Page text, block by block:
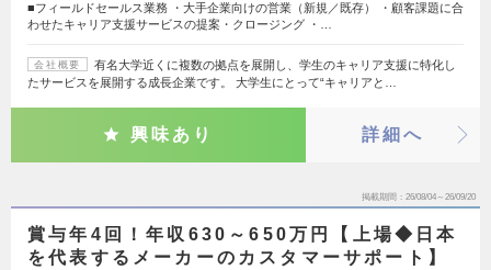
■フィールドセールス業務 ・大手企業向けの営業（新規／既存） ・顧客課題に合
わせたキャリア支援サービスの提案・クロージング ・…
会社概要
有名大学近くに複数の拠点を展開し、学生のキャリア支援に特化し
たサービスを展開する成長企業です。 大学生にとって“キャリアと…
興味あり 詳細へ
掲載期間 26/08/04～26/09/20
賞与年4回！年収630～650万円【上場◆日本
を代表するメーカーのカスタマーサポート】